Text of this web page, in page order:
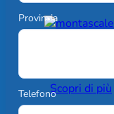
Scopri di più
Provincia
Telefono